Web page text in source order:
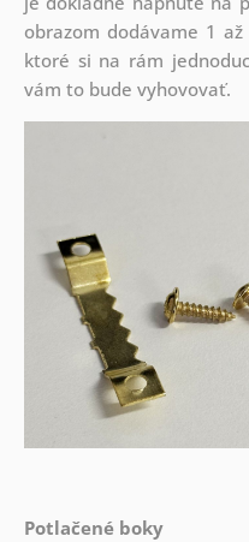
obrazom dodávame 1
ktoré si na rám
vám to bude vyhovovať.
Potlačené boky